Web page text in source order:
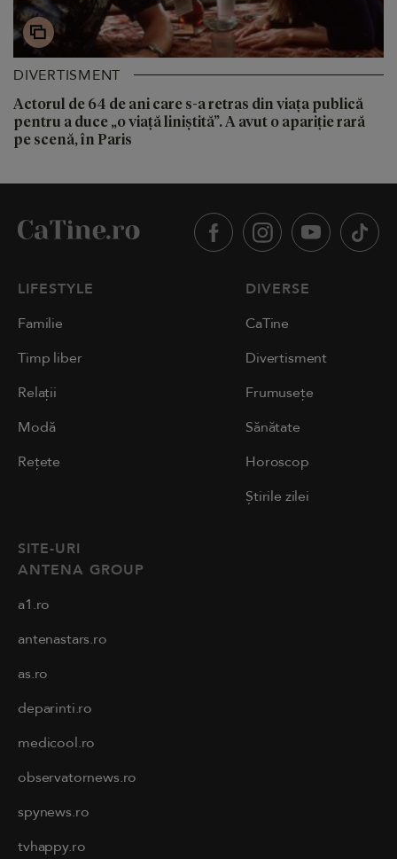
DIVERTISMENT
Actorul de 64 de ani care s-a retras din viața publică
pentru a duce „o viață liniștită”. A avut o apariție rară
pe scenă, în Paris
LIFESTYLE
Familie
Timp liber
Relații
Modă
Rețete
DIVERSE
CaTine
Divertisment
Frumusețe
Sănătate
Horoscop
Știrile zilei
SITE-URI
ANTENA GROUP
a1.ro
antenastars.ro
as.ro
deparinti.ro
medicool.ro
observatornews.ro
spynews.ro
tvhappy.ro